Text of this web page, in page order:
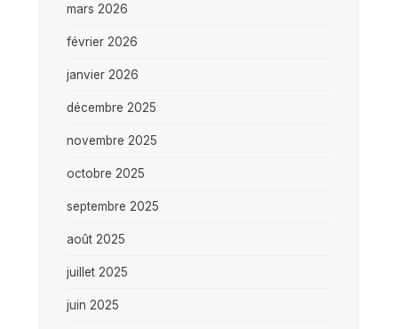
mars 2026
février 2026
janvier 2026
décembre 2025
novembre 2025
octobre 2025
septembre 2025
août 2025
juillet 2025
juin 2025